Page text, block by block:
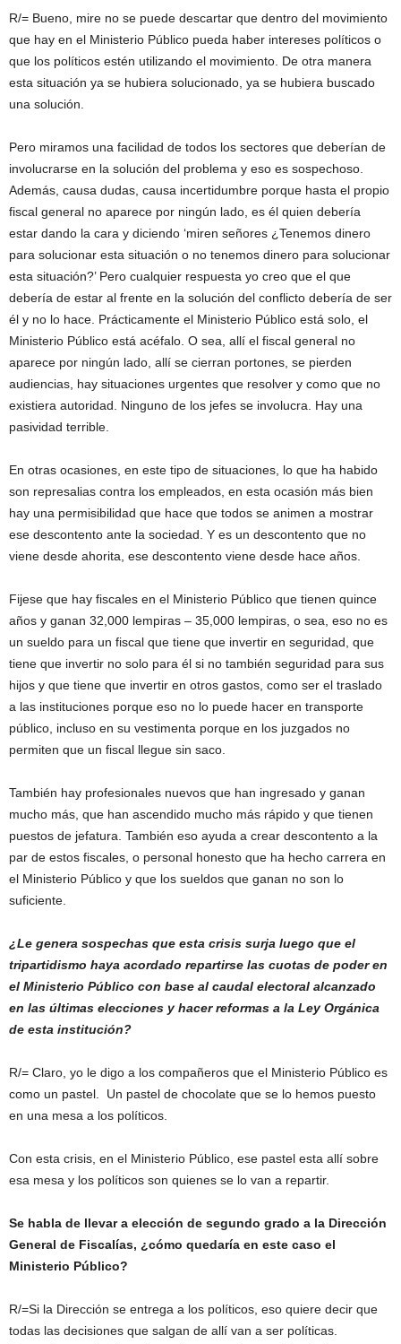
R/= Bueno, mire no se puede descartar que dentro del movimiento
que hay en el Ministerio Público pueda haber intereses políticos o
que los políticos estén utilizando el movimiento. De otra manera
esta situación ya se hubiera solucionado, ya se hubiera buscado
una solución.
Pero miramos una facilidad de todos los sectores que deberían de
involucrarse en la solución del problema y eso es sospechoso.
Además, causa dudas, causa incertidumbre porque hasta el propio
fiscal general no aparece por ningún lado, es él quien debería
estar dando la cara y diciendo ‘miren señores ¿Tenemos dinero
para solucionar esta situación o no tenemos dinero para solucionar
esta situación?’ Pero cualquier respuesta yo creo que el que
debería de estar al frente en la solución del conflicto debería de ser
él y no lo hace. Prácticamente el Ministerio Público está solo, el
Ministerio Público está acéfalo. O sea, allí el fiscal general no
aparece por ningún lado, allí se cierran portones, se pierden
audiencias, hay situaciones urgentes que resolver y como que no
existiera autoridad. Ninguno de los jefes se involucra. Hay una
pasividad terrible.
En otras ocasiones, en este tipo de situaciones, lo que ha habido
son represalias contra los empleados, en esta ocasión más bien
hay una permisibilidad que hace que todos se animen a mostrar
ese descontento ante la sociedad. Y es un descontento que no
viene desde ahorita, ese descontento viene desde hace años.
Fijese que hay fiscales en el Ministerio Público que tienen quince
años y ganan 32,000 lempiras – 35,000 lempiras, o sea, eso no es
un sueldo para un fiscal que tiene que invertir en seguridad, que
tiene que invertir no solo para él si no también seguridad para sus
hijos y que tiene que invertir en otros gastos, como ser el traslado
a las instituciones porque eso no lo puede hacer en transporte
público, incluso en su vestimenta porque en los juzgados no
permiten que un fiscal llegue sin saco.
También hay profesionales nuevos que han ingresado y ganan
mucho más, que han ascendido mucho más rápido y que tienen
puestos de jefatura. También eso ayuda a crear descontento a la
par de estos fiscales, o personal honesto que ha hecho carrera en
el Ministerio Público y que los sueldos que ganan no son lo
suficiente.
¿Le genera sospechas que esta crisis surja luego que el
tripartidismo haya acordado repartirse las cuotas de poder en
el Ministerio Público con base al caudal electoral alcanzado
en las últimas elecciones y hacer reformas a la Ley Orgánica
de esta institución?
R/= Claro, yo le digo a los compañeros que el Ministerio Público es
como un pastel. Un pastel de chocolate que se lo hemos puesto
en una mesa a los políticos.
Con esta crisis, en el Ministerio Público, ese pastel esta allí sobre
esa mesa y los políticos son quienes se lo van a repartir.
Se habla de llevar a elección de segundo grado a la Dirección
General de Fiscalías, ¿cómo quedaría en este caso el
Ministerio Público?
R/=Si la Dirección se entrega a los políticos, eso quiere decir que
todas las decisiones que salgan de allí van a ser políticas.